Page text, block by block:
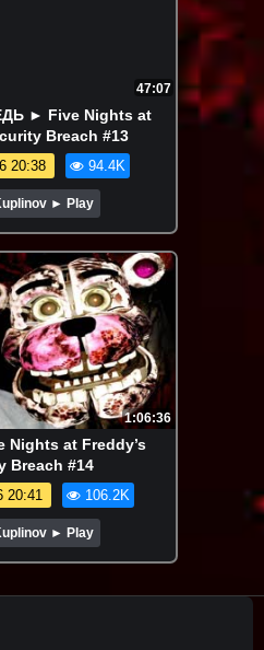
47:07
► Five Nights at
Breach #13
20:38 94.4K
► Play
1:06:36
at Freddy’s
Breach #14
20:41 106.2K
► Play